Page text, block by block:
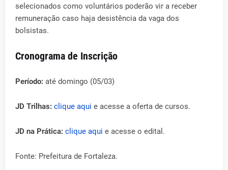
selecionados como voluntários poderão vir a receber
remuneração caso haja desistência da vaga dos
bolsistas.
Cronograma de Inscrição
Período: até domingo (05/03)
JD Trilhas: clique aqui e acesse a oferta de cursos.
JD na Prática: clique aqui e acesse o edital.
Fonte: Prefeitura de Fortaleza.